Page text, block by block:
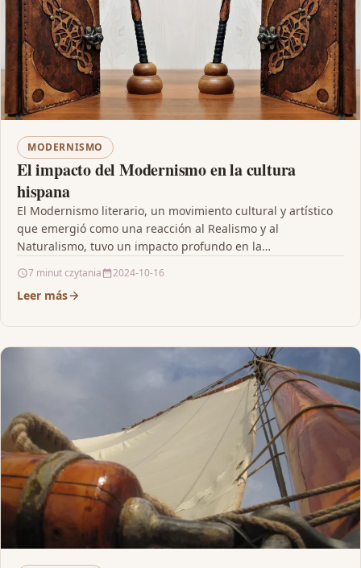
MODERNISMO
El impacto del Modernismo en la cultura
hispana
El Modernismo literario, un movimiento cultural y artístico
que emergió como una reacción al Realismo y al
Naturalismo, tuvo un impacto profundo en la…
7 minut czytania 2024-10-16
Leer más